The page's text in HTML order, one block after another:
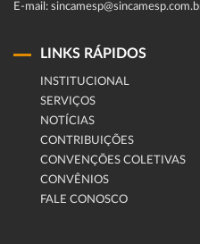
E-mail:
LINKS RÁPIDOS
INSTITUCIONAL
SERVIÇOS
NOTÍCIAS
CONTRIBUIÇÕES
CONVENÇÕES COLETIVAS
CONVÊNIOS
FALE CONOSCO